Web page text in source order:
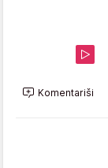
Komentariši